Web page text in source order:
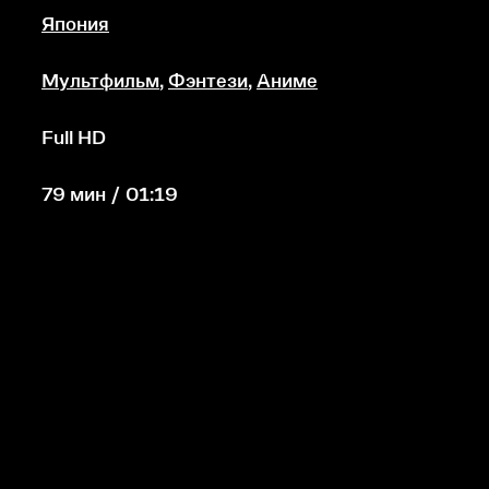
Япония
Мультфильм, Фэнтези, Аниме
Full HD
79 мин / 01:19